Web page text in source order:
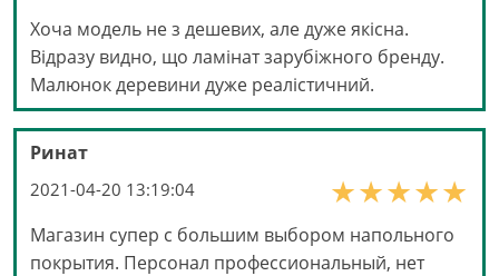
Хоча модель не з дешевих, але дуже якісна.
Відразу видно, що ламінат зарубіжного бренду.
Малюнок деревини дуже реалістичний.
Ринат
2021-04-20 13:19:04
Магазин супер с большим выбором напольного
покрытия. Персонал профессиональный, нет